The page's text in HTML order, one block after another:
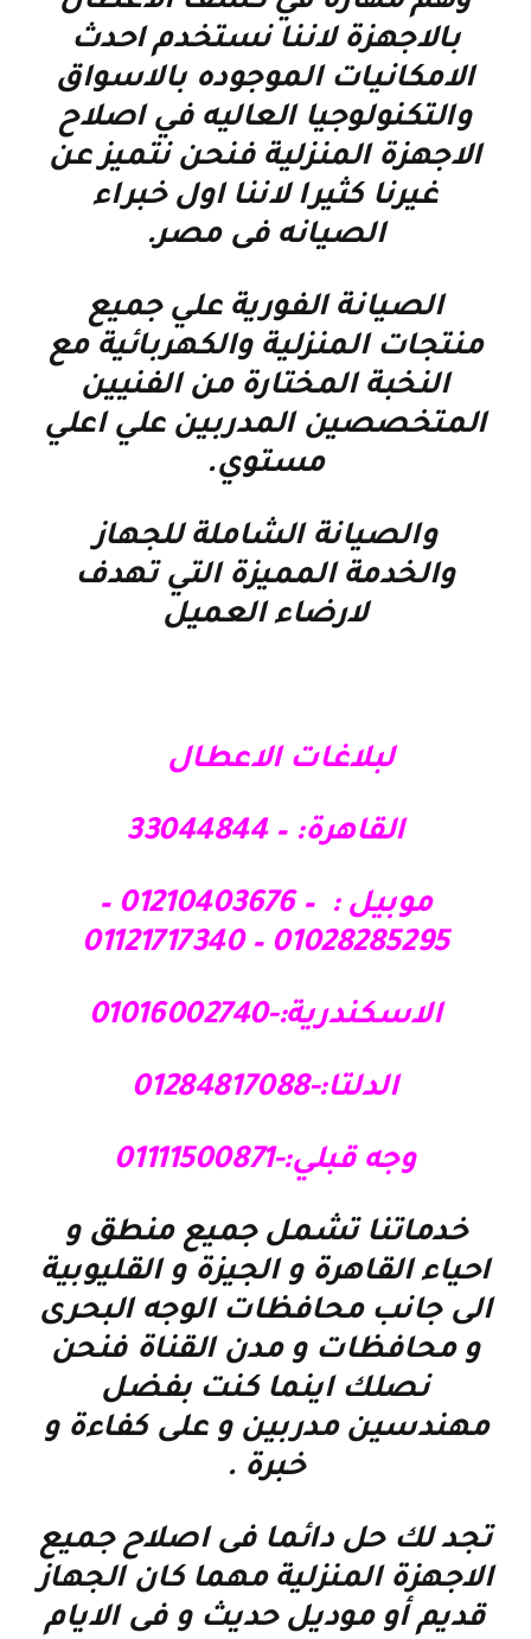
بالاجهزة لاننا نستخدم احدث
الامكانيات الموجوده بالاسواق
والتكنولوجيا العاليه في اصلاح
الاجهزة المنزلية فنحن نتميز عن
غيرنا كثيرا لاننا اول خبراء
الصيانه فى مصر.
الصيانة الفورية علي جميع
منتجات المنزلية والكهربائية مع
النخبة المختارة من الفنيين
المتخصصين المدربين علي اعلي
مستوي.
والصيانة الشاملة للجهاز
والخدمة المميزة التي تهدف
لارضاء العميل
لبلاغات الاعطال
القاهرة: – 33044844
موبيل : – 01210403676 –
01028285295 – 01121717340
الاسكندرية:-01016002740
الدلتا:-01284817088
وجه قبلي:-01111500871
خدماتنا تشمل جميع منطق و
احياء القاهرة و الجيزة و القليوبية
الى جانب محافظات الوجه البحرى
و محافظات و مدن القناة فنحن
نصلك اينما كنت بفضل
مهندسين مدربين و على كفاءة و
خبرة .
تجد لك حل دائما فى اصلاح جميع
الاجهزة المنزلية مهما كان الجهاز
قديم أو موديل حديث و فى الايام